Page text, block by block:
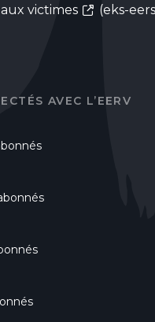
victimes
(eks-
AVEC L’EERV